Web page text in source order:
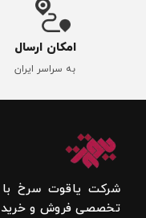
امکان ارسال
به سراسر ایران
تخصصی فروش و خرید